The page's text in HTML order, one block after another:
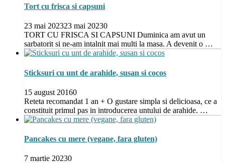
Tort cu frisca si capsuni
23 mai 202323 mai 20230
TORT CU FRISCA SI CAPSUNI Duminica am avut un
sarbatorit si ne-am intalnit mai multi la masa. A devenit o …
Sticksuri cu unt de arahide, susan si cocos
15 august 20160
Reteta recomandat 1 an + O gustare simpla si delicioasa, ce a
constituit primul pas in introducerea untului de arahide. …
Pancakes cu mere (vegane, fara gluten)
7 martie 20230